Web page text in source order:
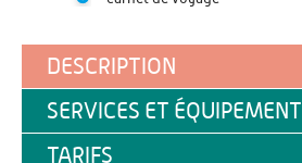
DESCRIPTION
SERVICES ET ÉQUIPEMENT
TARIFS